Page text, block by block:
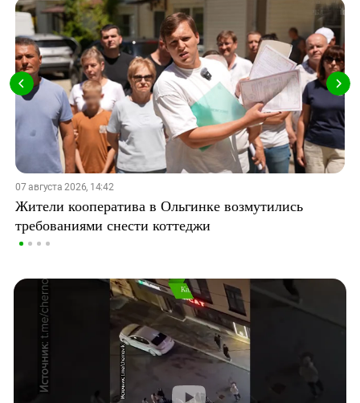
07 августа 2026, 14:42
Жители кооператива в Ольгинке возмутились
требованиями снести коттеджи